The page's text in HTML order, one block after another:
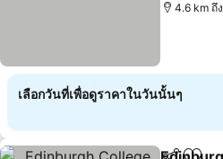
4.6 km ถึ
เลือกวันที่เพื่อดูราคาในวันนั้นๆ